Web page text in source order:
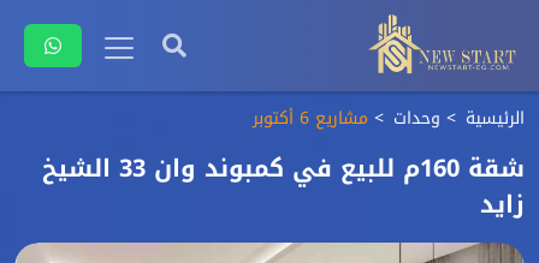
الرئيسية وحدات مشاريع 6 أكتوبر
شقة 160م للبيع في كمبوند وان 33 الشيخ
زايد